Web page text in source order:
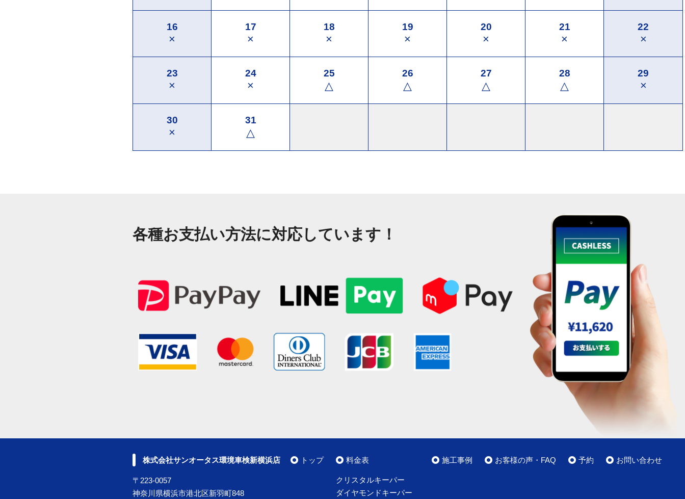
16
×
17
×
18
×
19
×
20
×
21
×
22
×
23
×
24
×
25
△
26
△
27
△
28
△
29
×
30
×
31
△
各種お支払い方法に対応しています！
株式会社サンオータス環境車検新横浜店
〒223-0057
神奈川県横浜市港北区新羽町848
トップ 料金表
クリスタルキーパー
ダイヤモンドキーパー
施工事例 お客様の声・FAQ 予約 お問い合わせ